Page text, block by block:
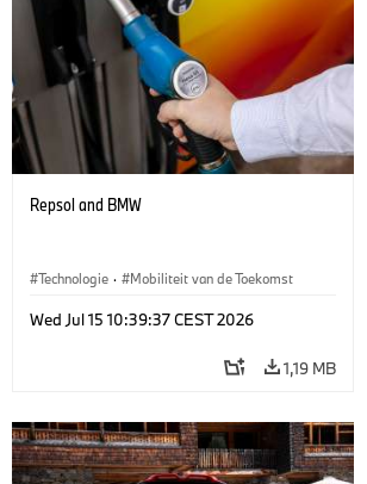
Repsol and BMW
Technologie · Mobiliteit van de Toekomst
Wed Jul 15 10:39:37 CEST 2026
1,19 MB